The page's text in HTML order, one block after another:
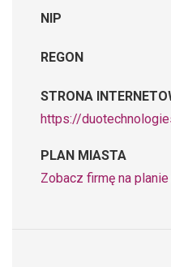
NIP
REGON
STRONA
https://
PLAN MIASTA
Zobacz firmę na